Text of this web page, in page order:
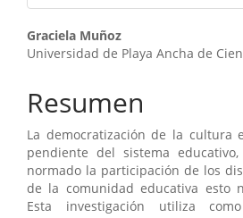
Contenido
principal
del
artículo
Graciela Muñoz
Universidad de Playa Ancha de
Resumen
La democratización de la cultura
pendiente del sistema
normado la participación de los
de la comunidad educativa esto
Esta investigación utiliza